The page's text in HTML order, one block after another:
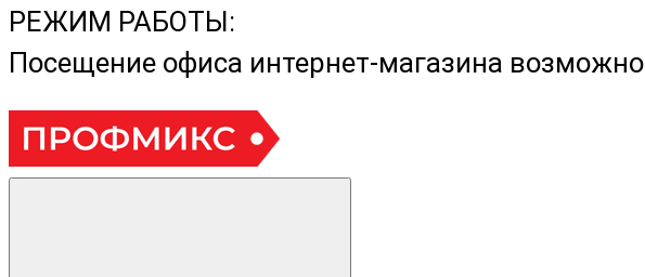
РЕЖИМ РАБОТЫ:
Посещение офиса интернет-магазина возможно